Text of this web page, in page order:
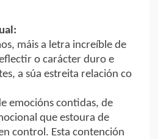
máis a letra increíble de
o carácter duro e
a súa estreita relación co
emocións contidas, de
que estoura de
control. Esta contención